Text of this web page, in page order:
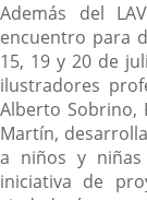
Además del
encuentro para
15, 19 y 20 de
ilustradores
Alberto Sobrino,
Martín,
a niños y
iniciativa de